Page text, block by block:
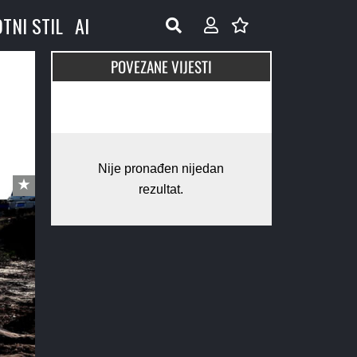
STIL AI
POVEZANE VIJESTI
Nije pronađen nijedan
rezultat.